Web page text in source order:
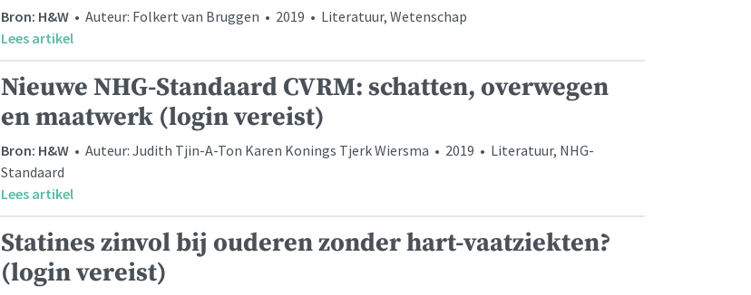
Bron: H&W • Auteur: Folkert van Bruggen • 2019 • Literatuur, Wetenschap
Lees artikel
Nieuwe NHG-Standaard CVRM: schatten, overwegen
en maatwerk (login vereist)
Bron: H&W • Auteur: Judith Tjin-A-Ton Karen Konings Tjerk Wiersma • 2019 • Literatuur, NHG-
Standaard
Lees artikel
Statines zinvol bij ouderen zonder hart-vaatziekten?
(login vereist)